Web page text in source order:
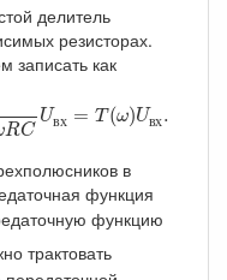
делитель
резисторах.
записать как
RC
Uвх = T (ω)Uвх.
в
функция
функцию
трактовать